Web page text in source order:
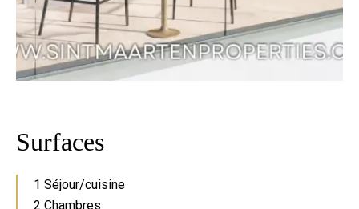
Surfaces
1 Séjour/cuisine
2 Chambres